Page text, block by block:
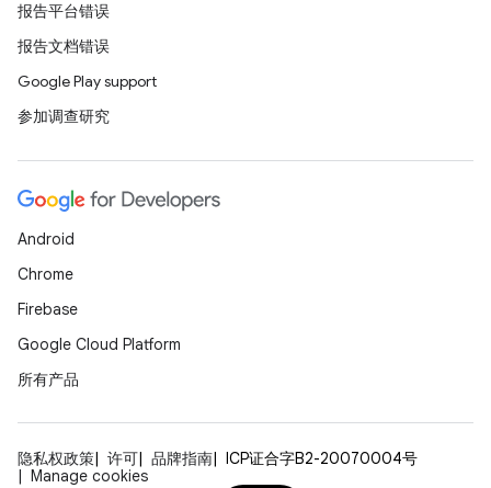
报告平台错误
报告文档错误
Google Play support
参加调查研究
Android
Chrome
Firebase
Google Cloud Platform
所有产品
隐私权政策 许可 品牌指南
ICP证合字B2-20070004号
Manage cookies